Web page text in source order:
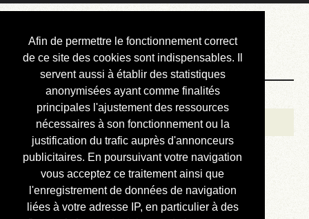
Afin de permettre le fonctionnement correct
de ce site des cookies sont indispensables. Il
servent aussi à établir des statistiques
anonymisées ayant comme finalités
principales l'ajustement des ressources
nécessaires à son fonctionnement ou la
justification du trafic auprès d'annonceurs
publicitaires. En poursuivant votre navigation
vous acceptez ce traitement ainsi que
l'enregistrement de données de navigation
liées à votre adresse IP, en particulier à des
Courbis, « LE »
Blog Officiel
Bienvenue
Réalisations
Divers (et d’été)
Annonces
Liens externes